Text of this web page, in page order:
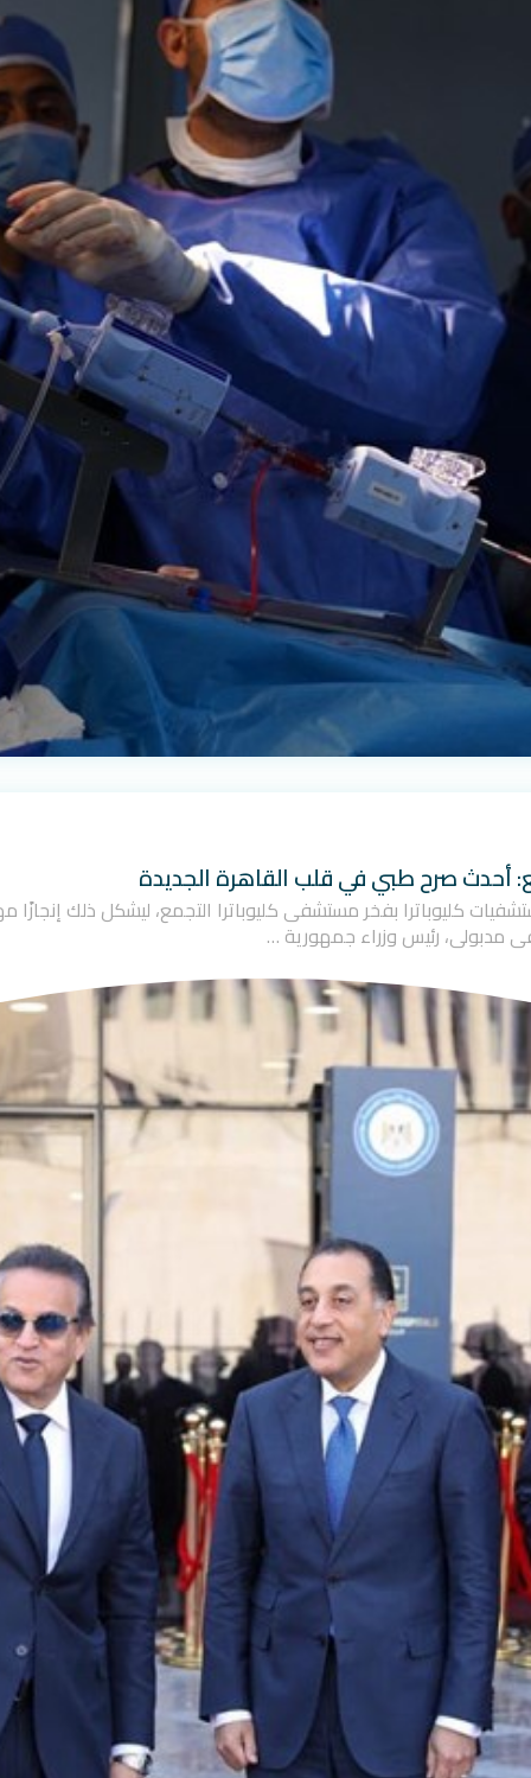
أحدث صرح طبي في قلب القاهرة الجديدة
مجموعة مستشفيات كليوباترا بفخر مستشفى كليوباترا التجمع، ليشكل ذلك
مدبولي، رئيس وزراء جمهورية …